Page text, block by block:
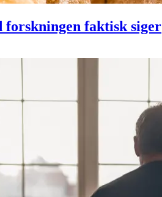
forskningen faktisk siger